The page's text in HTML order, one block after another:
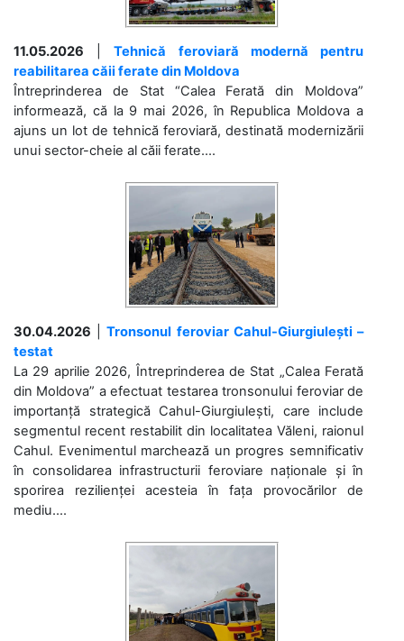
11.05.2026 |Tehnică feroviară modernă pentru
reabilitarea căii ferate din Moldova
Întreprinderea de Stat “Calea Ferată din Moldova”
informează, că la 9 mai 2026, în Republica Moldova a
ajuns un lot de tehnică feroviară, destinată modernizării
unui sector-cheie al căii ferate....
30.04.2026 |Tronsonul feroviar Cahul-Giurgiulești –
testat
La 29 aprilie 2026, Întreprinderea de Stat „Calea Ferată
din Moldova” a efectuat testarea tronsonului feroviar de
importanță strategică Cahul-Giurgiulești, care include
segmentul recent restabilit din localitatea Văleni, raionul
Cahul. Evenimentul marchează un progres semnificativ
în consolidarea infrastructurii feroviare naționale și în
sporirea rezilienței acesteia în fața provocărilor de
mediu....